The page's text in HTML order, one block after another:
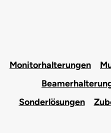
Monitorhalterungen
Sonderlösungen